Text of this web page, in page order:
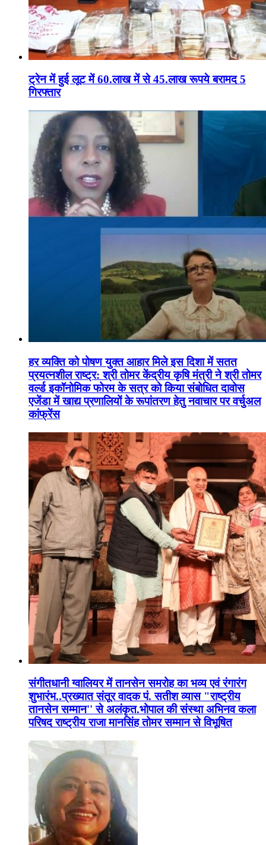
ट्रेन में हुई लूट में 60.लाख में से 45.लाख रूपये बरामद 5
गिरफ्तार
हर व्यक्ति को पोषण युक्त आहार मिले इस दिशा में सतत
प्रयत्नशील राष्ट्र: श्री तोमर केंद्रीय कृषि मंत्री ने श्री तोमर
वर्ल्ड इकॉनोमिक फोरम के सत्र को किया संबोधित दावोस
एजेंडा में खाद्य प्रणालियों के रूपांतरण हेतु नवाचार पर वर्चुअल
कांफ्रेंस
संगीतधानी ग्वालियर में तानसेन समरोह का भव्य एवं रंगारंग
शुभारंभ..प्रख्यात संतूर वादक पं. सतीश व्यास "राष्ट्रीय
तानसेन सम्मान'' से अलंकृत.भोपाल की संस्था अभिनव कला
परिषद राष्ट्रीय राजा मानसिंह तोमर सम्मान से विभूषित